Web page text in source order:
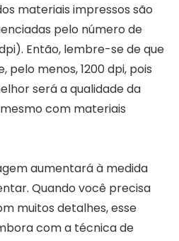
materiais impressos são
pelo número de
Então, lembre-se de que
pelo menos, 1200 dpi, pois
será a qualidade da
com materiais
aumentará à medida
Quando você precisa
muitos detalhes, esse
com a técnica de